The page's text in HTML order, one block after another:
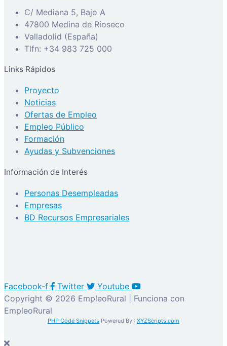
C/ Mediana 5, Bajo A
47800 Medina de Rioseco
Valladolid (España)
Tlfn: +34 983 725 000
Links Rápidos
Proyecto
Noticias
Ofertas de Empleo
Empleo Público
Formación
Ayudas y Subvenciones
Información de Interés
Personas Desempleadas
Empresas
BD Recursos Empresariales
Facebook-f Twitter
Youtube
Copyright © 2026 EmpleoRural | Funciona con
EmpleoRural
PHP Code Snippets Powered By : XYZScripts.com